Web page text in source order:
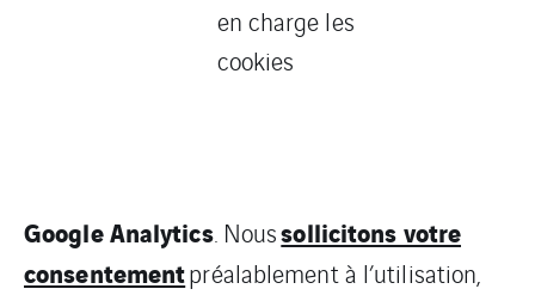
en charge les
cookies
Google Analytics. Noussollicitons votre
consentementpréalablement à l’utilisation,